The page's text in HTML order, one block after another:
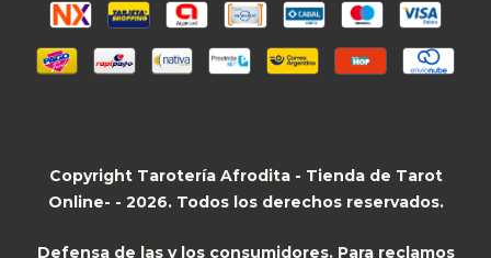
Copyright Tarotería Afrodita - Tienda de Tarot
Online- - 2026. Todos los derechos reservados.
Defensa de las y los consumidores. Para reclamos